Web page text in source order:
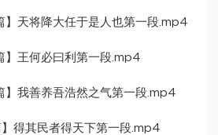
】天将降大任于是人也第一段.mp4
】王何必曰利第一段.mp4
】我善养吾浩然之气第一段.mp4
得其民者得天下第一段.mp4